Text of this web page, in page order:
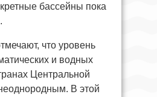
бассейны пока
что уровень
и водных
Центральной
В этой